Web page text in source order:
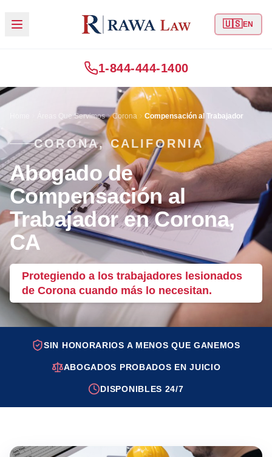
🇺🇸EN
1-844-444-1400
Áreas Que Servimos Corona Compensación al Trabajador
CORONA, CALIFORNIA
Abogado de
Compensación al
Trabajador en Corona,
CA
Protegiendo a los trabajadores lesionados
de Corona cuando más lo necesitan.
SIN HONORARIOS A MENOS QUE GANEMOS
ABOGADOS PROBADOS EN JUICIO
DISPONIBLES 24/7